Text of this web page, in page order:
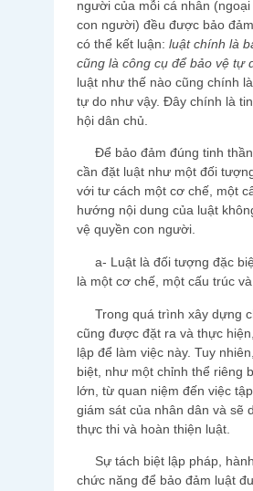
người của mỗi cá nhân
con người) đều được bảo
có thể kết luận: luật chính là
cũng là công cụ để bảo vệ tự
luật như thế nào cũng chính
tự do như vậy. Đây chính là
hội dân chủ.
Để bảo đảm đúng tinh thần
cần đặt luật như một đối
với tư cách một cơ chế, một
hướng nội dung của luật
vệ quyền con người.
a- Luật là đối tượng đặc
là một cơ chế, một cấu trúc
Trong quá trình xây dựng
cũng được đặt ra và thực
lập để làm việc này. Tuy
biệt, như một chỉnh thể riêng
lớn, từ quan niệm đến việc
giám sát của nhân dân và sẽ
thực thi và hoàn thiện luật.
Sự tách biệt lập pháp,
chức năng để bảo đảm luật